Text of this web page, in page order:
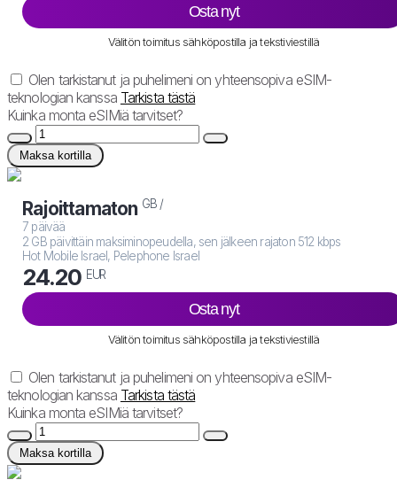
Osta nyt
Välitön toimitus sähköpostilla ja tekstiviestillä
Olen tarkistanut ja puhelimeni on yhteensopiva eSIM-
teknologian kanssa Tarkista tästä
Kuinka monta eSIMiä tarvitset?
Maksa kortilla
Rajoittamaton GB /
7 päivää
2 GB päivittäin maksiminopeudella, sen jälkeen rajaton 512 kbps
Hot Mobile Israel, Pelephone Israel
24.20 EUR
Osta nyt
Välitön toimitus sähköpostilla ja tekstiviestillä
Olen tarkistanut ja puhelimeni on yhteensopiva eSIM-
teknologian kanssa Tarkista tästä
Kuinka monta eSIMiä tarvitset?
Maksa kortilla